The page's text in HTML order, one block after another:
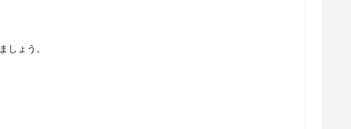
しょう。